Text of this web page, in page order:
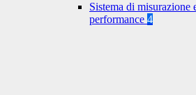
Sistema di misurazione
performance 4